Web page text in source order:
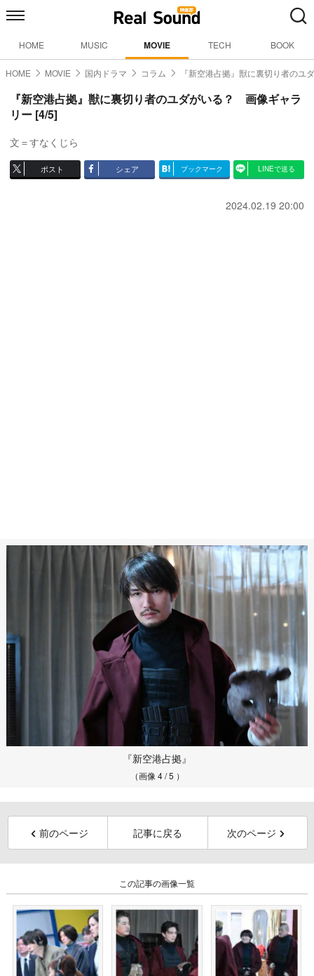
HOME MUSIC MOVIE TECH BOOK
HOME MOVIE 国内ドラマ コラム 『新空港占拠』獣に裏切り者のユ
『新空港占拠』獣に裏切り者のユダがいる？ 画像ギャラ
リー [4/5]
文＝すなくじら
ポスト シェア ブックマーク LINEで送る
2024.02.19 20:00
『新空港占拠』
（画像 4 / 5 ）
前のページ 記事に戻る 次のページ
この記事の画像一覧